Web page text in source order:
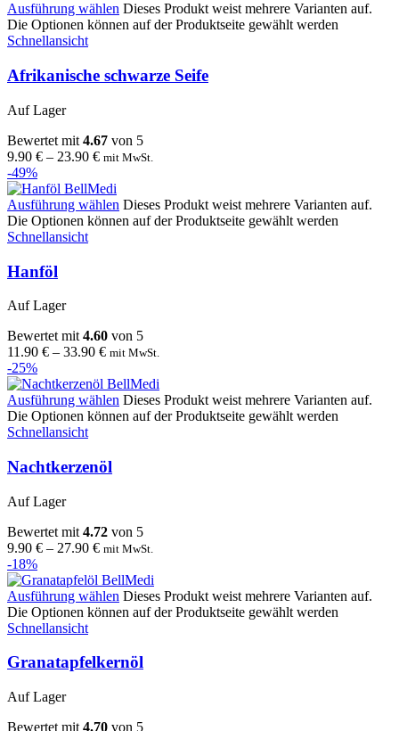
Ausführung wählen Dieses Produkt weist mehrere Varianten auf.
Die Optionen können auf der Produktseite gewählt werden
Schnellansicht
Afrikanische schwarze Seife
Auf Lager
Bewertet mit 4.67 von 5
9.90 € – 23.90 € mit MwSt.
-49%
Ausführung wählen Dieses Produkt weist mehrere Varianten auf.
Die Optionen können auf der Produktseite gewählt werden
Schnellansicht
Hanföl
Auf Lager
Bewertet mit 4.60 von 5
11.90 € – 33.90 € mit MwSt.
-25%
Ausführung wählen Dieses Produkt weist mehrere Varianten auf.
Die Optionen können auf der Produktseite gewählt werden
Schnellansicht
Nachtkerzenöl
Auf Lager
Bewertet mit 4.72 von 5
9.90 € – 27.90 € mit MwSt.
-18%
Ausführung wählen Dieses Produkt weist mehrere Varianten auf.
Die Optionen können auf der Produktseite gewählt werden
Schnellansicht
Granatapfelkernöl
Auf Lager
Bewertet mit 4.70 von 5